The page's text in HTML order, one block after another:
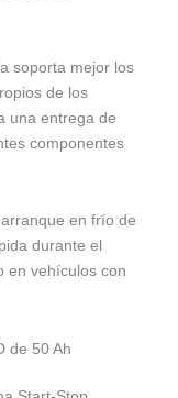
soporta mejor los
de los
una entrega de
componentes
en frío de
durante el
en vehículos con
de 50 Ah